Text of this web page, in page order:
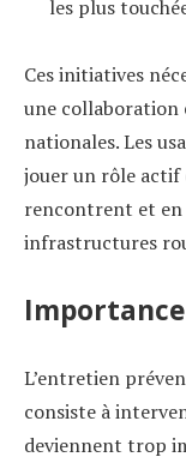
les plus
Ces initiatives
une collaboration
nationales. Les
jouer un rôle actif
rencontrent et en
infrastructures
L’entretien
consiste à
deviennent trop